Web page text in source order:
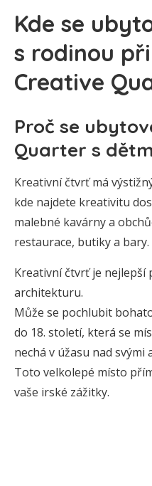
Kde se
s rodinou
Creative
Proč se
Quarter s
Kreativní čtvrť má
kde najdete kreativitu
malebné kavárny a
restaurace, butiky a bary.
Kreativní čtvrť je nejlepší
architekturu.
Může se pochlubit
do 18. století, která se
nechá v úžasu nad
Toto velkolepé místo
vaše irské zážitky.